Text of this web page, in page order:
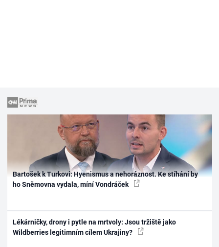
Bartošek k Turkovi: Hyenismus a nehoráznost. Ke stíhání by
ho Sněmovna vydala, míní Vondráček
Lékárničky, drony i pytle na mrtvoly: Jsou tržiště jako
Wildberries legitimním cílem Ukrajiny?